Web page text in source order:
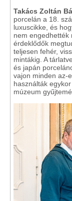
Takács Zoltán
porcelán a 18.
luxuscikke, és
nem engedhették
érdeklődők
teljesen fehér,
mintákig. ​A
és japán
vajon minden az-
használták
múzeum